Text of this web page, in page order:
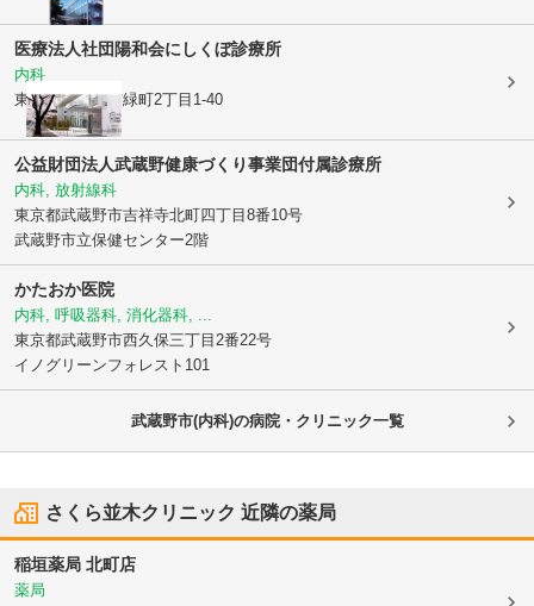
医療法人社団陽和会にしくぼ診療所
内科
東京都武蔵野市緑町2丁目1-40
公益財団法人武蔵野健康づくり事業団付属診療所
内科, 放射線科
東京都武蔵野市吉祥寺北町四丁目8番10号
武蔵野市立保健センター2階
かたおか医院
内科, 呼吸器科, 消化器科, ...
東京都武蔵野市西久保三丁目2番22号
イノグリーンフォレスト101
武蔵野市(内科)の病院・クリニック一覧
さくら並木クリニック 近隣の薬局
稲垣薬局 北町店
薬局